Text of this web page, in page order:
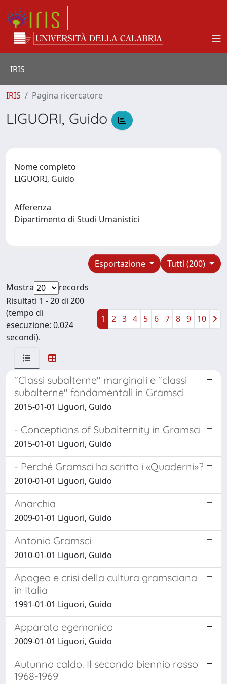
IRIS
IRIS Pagina ricercatore
LIGUORI, Guido
Nome completo
LIGUORI, Guido
Afferenza
Dipartimento di Studi Umanistici
Tutti (200)
Esportazione
Mostra
records
Risultati 1 - 20 di 200
(tempo di
esecuzione: 0.024
secondi).
1 2 3 4 5 6 7 8 9 10
"Classi subalterne" marginali e "classi
subalterne" fondamentali in Gramsci
2015-01-01 Liguori, Guido
- Conceptions of Subalternity in Gramsci
2015-01-01 Liguori, Guido
- Perché Gramsci ha scritto i «Quaderni»?
2010-01-01 Liguori, Guido
Anarchia
2009-01-01 Liguori, Guido
Antonio Gramsci
2010-01-01 Liguori, Guido
Apogeo e crisi della cultura gramsciana
in Italia
1991-01-01 Liguori, Guido
Apparato egemonico
2009-01-01 Liguori, Guido
Autunno caldo. Il secondo biennio rosso
1968-1969